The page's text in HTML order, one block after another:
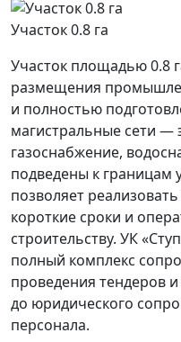
Участок 0.8 га
Участок площадью 0.8
размещения
и полностью
магистральные сети —
газоснабжение,
подведены к границам
позволяет
короткие сроки и
строительству. УК
полный комплекс
проведения тендеров
до юридического
персонала.